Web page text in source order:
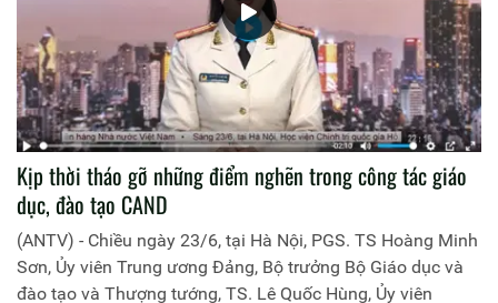
Kịp thời tháo gỡ những điểm nghẽn trong công tác giáo
dục, đào tạo CAND
(ANTV) - Chiều ngày 23/6, tại Hà Nội, PGS. TS Hoàng Minh
Sơn, Ủy viên Trung ương Đảng, Bộ trưởng Bộ Giáo dục và
đào tạo và Thượng tướng, TS. Lê Quốc Hùng, Ủy viên